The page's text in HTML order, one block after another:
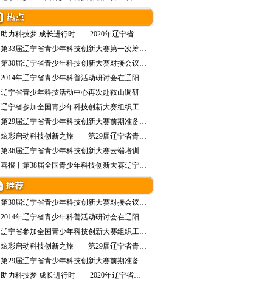
助力科技梦 成长进行时——2020年辽宁省青少年科技创新教育论坛
第33届辽宁省青少年科技创新大赛第一次筹备工作会在沈阳召开
第30届辽宁省青少年科技创新大赛对接会议召开
2014年辽宁省青少年科普活动研讨会在辽阳圆满召开
辽宁省青少年科技活动中心再次赴鞍山调研
辽宁省参加全国青少年科技创新大赛组织工作者培训班
第29届辽宁省青少年科技创新大赛前期准备工作就绪
炫彩启动科技创新之旅——第29届辽宁省青少年科技创新大赛隆重开幕
第36届辽宁省青少年科技创新大赛云端培训顺利开展
喜报丨第38届全国青少年科技创新大赛辽宁代表队取得历史突破
第30届辽宁省青少年科技创新大赛对接会议召开
2014年辽宁省青少年科普活动研讨会在辽阳圆满召开
辽宁省参加全国青少年科技创新大赛组织工作者培训班
炫彩启动科技创新之旅——第29届辽宁省青少年科技创新大赛隆重开幕
第29届辽宁省青少年科技创新大赛前期准备工作就绪
助力科技梦 成长进行时——2020年辽宁省青少年科技创新教育论坛